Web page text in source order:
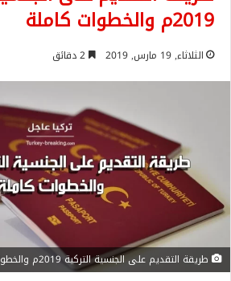
2019م والخطوات كاملة
الثلاثاء, 19 مارس, 2019
طريقة التقديم على الجنسية التركية 2019م والخطوات كاملة